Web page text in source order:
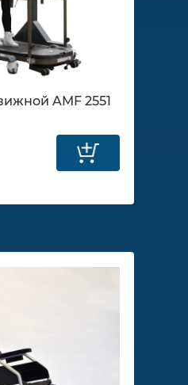
AMF 2551